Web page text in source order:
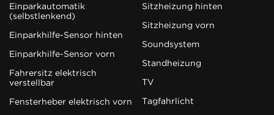
Einparkautomatik
(selbstlenkend)
Einparkhilfe-Sensor hinten
Einparkhilfe-Sensor vorn
Fahrersitz elektrisch
verstellbar
Fensterheber elektrisch vorn
Sitzheizung hinten
Sitzheizung vorn
Soundsystem
Standheizung
TV
Tagfahrlicht